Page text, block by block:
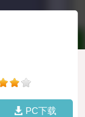
PC下载